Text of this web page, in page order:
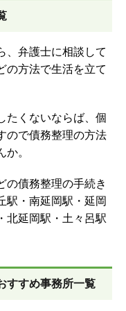
、弁護士に相談して
の方法で生活を立て
たくないならば、個
ので債務整理の方法
。
の債務整理の手続き
駅・南延岡駅・延岡
北延岡駅・土々呂駅
すすめ事務所一覧